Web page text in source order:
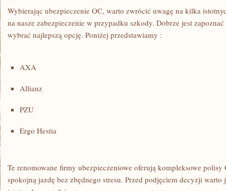
Wybierając ubezpieczenie OC, ‌warto zwrócić uwagę na kilka‍
na nasze zabezpieczenie ‌w ⁣przypadku szkody. Dobrze jest‍
wybrać najlepszą opcję. Poniżej ​przedstawiamy ⁤:
AXA
Allianz
PZU
Ergo Hestia
Te renomowane firmy‌ ubezpieczeniowe oferują kompleksowe
spokojną jazdę bez zbędnego ‍stresu. Przed podjęciem decyzji